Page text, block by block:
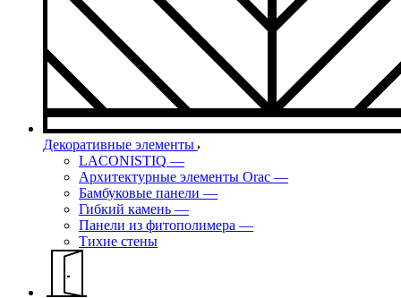
Декоративные элементы
LACONISTIQ —
Архитектурные элементы Orac —
Бамбуковые панели —
Гибкий камень —
Панели из фитополимера —
Тихие стены